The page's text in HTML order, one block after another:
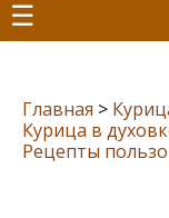
☰
Главная >
Курица в
Рецепты